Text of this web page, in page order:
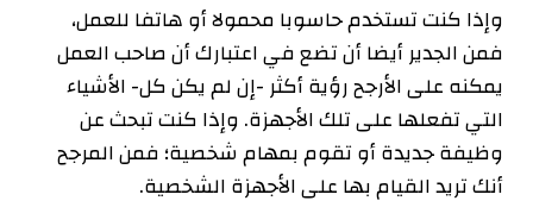
وإذا كنت تستخدم حاسوبا محمولا أو هاتفا للعمل،
فمن الجدير أيضا أن تضع في اعتبارك أن صاحب العمل
يمكنه على الأرجح رؤية أكثر -إن لم يكن كل- الأشياء
التي تفعلها على تلك الأجهزة. وإذا كنت تبحث عن
وظيفة جديدة أو تقوم بمهام شخصية؛ فمن المرجح
أنك تريد القيام بها على الأجهزة الشخصية.